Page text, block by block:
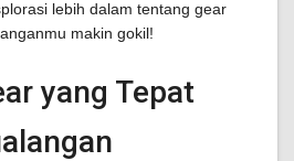
lebih dalam tentang gear
makin gokil!
yang Tepat